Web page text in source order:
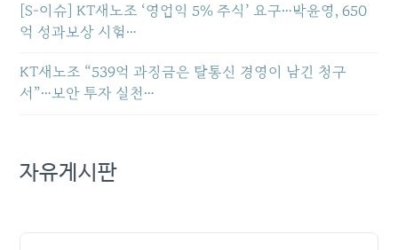
[S-이슈] KT새노조 ‘영업익 5% 주식’ 요구…박윤영, 650
억 성과보상 시험…
KT새노조 “539억 과징금은 탈통신 경영이 남긴 청구
서”…보안 투자 실천…
자유게시판